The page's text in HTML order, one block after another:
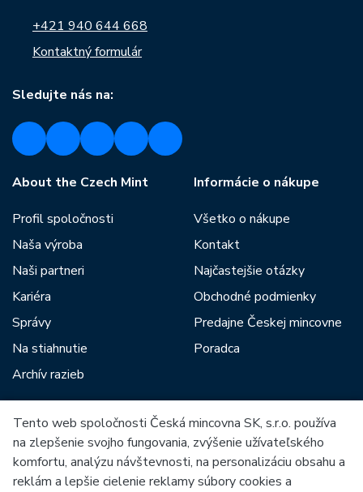
+421 940 644 668
Kontaktný formulár
Sledujte nás na:
About the Czech Mint
Profil spoločnosti
Naša výroba
Naši partneri
Kariéra
Správy
Na stiahnutie
Archív razieb
Informácie o nákupe
Všetko o nákupe
Kontakt
Najčastejšie otázky
Obchodné podmienky
Predajne Českej mincovne
Poradca
Medzi našich partnerov patria:
Tento web spoločnosti Česká mincovna SK, s.r.o. používa
na zlepšenie svojho fungovania, zvýšenie užívateľského
komfortu, analýzu návštevnosti, na personalizáciu obsahu a
reklám a lepšie cielenie reklamy súbory cookies a